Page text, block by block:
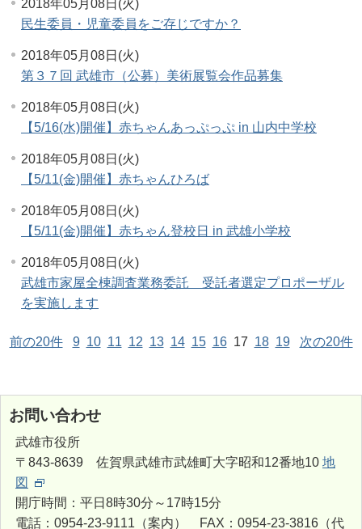
2018年05月08日(火)
民生委員・児童委員をご存じですか？
2018年05月08日(火)
第３７回 武雄市（公募）美術展覧会作品募集
2018年05月08日(火)
【5/16(水)開催】赤ちゃんあっぷっぷ in 山内中学校
2018年05月08日(火)
【5/11(金)開催】赤ちゃんひろば
2018年05月08日(火)
【5/11(金)開催】赤ちゃん登校日 in 武雄小学校
2018年05月08日(火)
武雄市家屋全棟調査業務委託 受託者選定プロポーザル
を実施します
前の20件 9 10 11 12 13 14 15 16 17 18 19 次の20件
お問い合わせ
武雄市役所
〒843-8639 佐賀県武雄市武雄町大字昭和12番地10 地
図
開庁時間：平日8時30分～17時15分
電話：0954-23-9111（案内） FAX：0954-23-3816（代